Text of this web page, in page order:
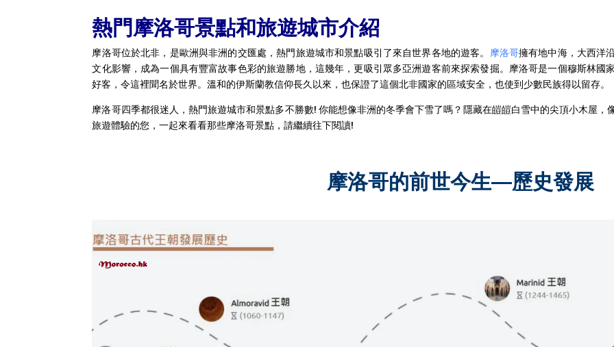
熱門 摩洛哥景點和旅遊城市介紹
摩洛哥位於北非，是歐洲與非洲的交匯處，熱門旅遊城市和景點吸引了來自世界各地的遊客。 摩洛哥擁有地中海，大西洋
文化影響，成為一個具有豐富故事色彩的旅遊勝地，這幾年，更吸引眾多亞洲遊客前來探索發掘。摩洛哥是一個穆斯林國
好客，令這裡聞名於世界。溫和的伊斯蘭教信仰長久以來，也保證了這個北非國家的區域安全，也使到少數民族得以留存。
摩洛哥四季都很迷人，熱門旅遊城市和景點多不勝數! 你能想像非洲的冬季會下雪了嗎？隱藏在皚皚白雪中的尖頂小木屋
旅遊體驗的您，一起來看看那些摩洛哥景點，請繼續往下閱讀!
摩洛哥的前世今生—歷史發展